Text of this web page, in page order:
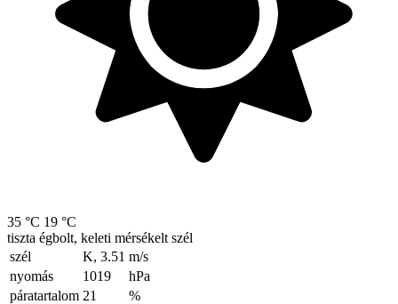
35 °C 19 °C
tiszta égbolt, keleti mérsékelt szél
szél
K, 3.51 m/s
nyomás
1019
hPa
páratartalom 21
%